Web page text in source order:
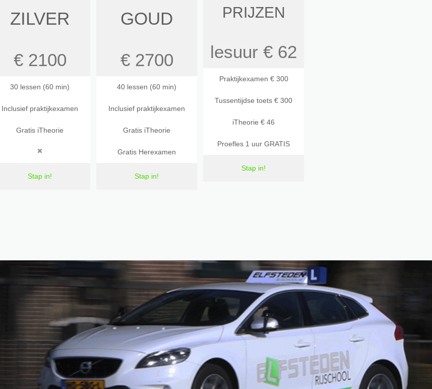
ZILVER
€ 2100
30 lessen (60 min)
Inclusief praktijkexamen
Gratis iTheorie
Stap in!
GOUD
€ 2700
40 lessen (60 min)
Inclusief praktijkexamen
Gratis iTheorie
Gratis Herexamen
Stap in!
PRIJZEN
lesuur € 62
Praktijkexamen € 300
Tussentijdse toets € 300
iTheorie € 46
Proefles 1 uur GRATIS
Stap in!